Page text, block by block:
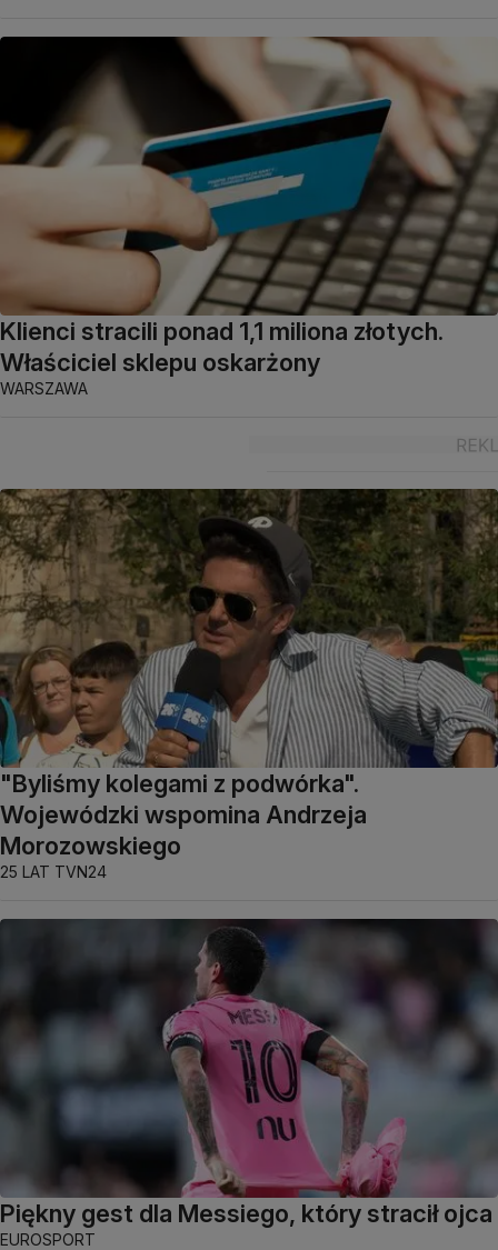
Klienci stracili ponad 1,1 miliona złotych.
Właściciel sklepu oskarżony
WARSZAWA
"Byliśmy kolegami z podwórka".
Wojewódzki wspomina Andrzeja
Morozowskiego
25 LAT TVN24
Piękny gest dla Messiego, który stracił ojca
EUROSPORT